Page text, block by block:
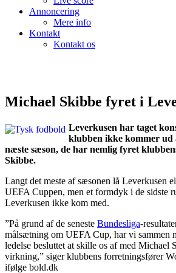
Annoncering
Mere info
Kontakt
Kontakt os
Michael Skibbe fyret i
Leverkusen har taget
klubben ikke kommer
næste sæson, de har nemlig fyret
Skibbe.
Langt det meste af sæsonen lå Leverkusen
UEFA Cuppen, men et formdyk i de sidste
Leverkusen ikke kom med.
”På grund af de seneste Bundesliga-
målsætning om UEFA Cup, har vi sammen
ledelse besluttet at skille os af med Michael
virkning,” siger klubbens forretningsfører
ifølge bold.dk